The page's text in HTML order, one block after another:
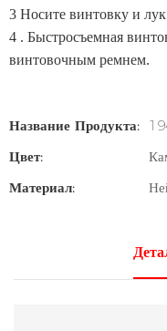
3 Носите винтовку и
4 . Быстросъемная
винтовочным ремнем.
Название Продукта:
Цвет:
Материал: